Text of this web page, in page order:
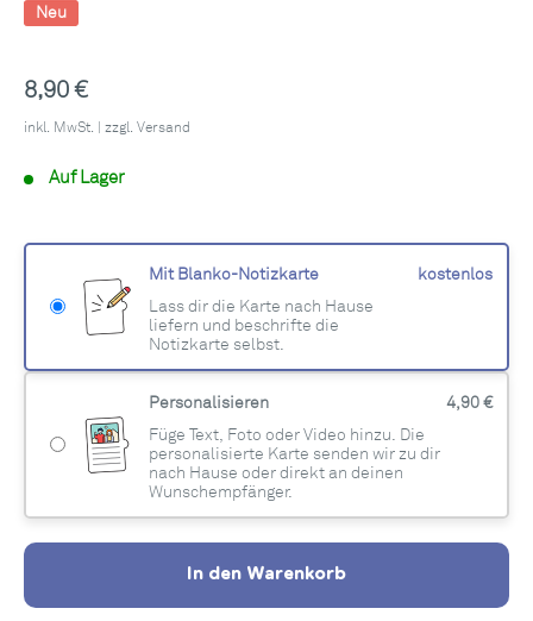
Neu
Sonderpreis
8,90 €
inkl. MwSt. | zzgl. Versand
Auf Lager
Mit Blanko-Notizkarte
Lass dir die Karte nach Hause
liefern und beschrifte die
Notizkarte selbst.
kostenlos
Personalisieren
Füge Text, Foto oder Video hinzu. Die
personalisierte Karte senden wir zu dir
nach Hause oder direkt an deinen
Wunschempfänger.
4,90 €
In den Warenkorb